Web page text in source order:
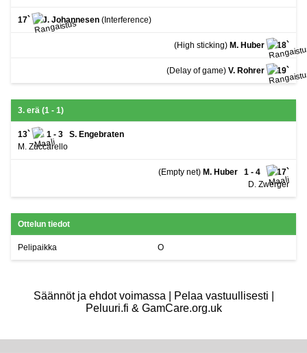
17` J. Johannesen (Interference)
(High sticking) M. Huber 18`
(Delay of game) V. Rohrer 19`
3. erä (1 - 1)
13` 1 - 3
S. Engebraten
M. Zuccarello
(Empty net) M. Huber 1 - 4
17`
D. Zwerger
Ottelun tiedot
Pelipaikka O
Säännöt ja ehdot voimassa | Pelaa vastuullisesti |
Peluuri.fi & GamCare.org.uk